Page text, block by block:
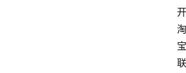
开
淘
宝
联